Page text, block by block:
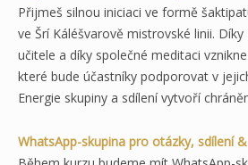
Přijmeš silnou iniciaci ve formě
ve Šrí Káléšvarově mistrovské linii.
učitele a díky společné meditaci
které bude účastníky podporovat v
Energie skupiny a sdílení vytvoří
WhatsApp-skupina pro otázky, sdílení